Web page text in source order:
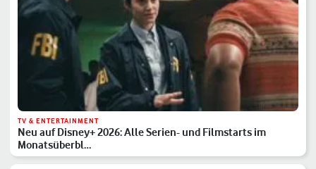
TV & ENTERTAINMENT
Neu auf Disney+ 2026: Alle Serien- und Filmstarts im
Monatsüberbl…